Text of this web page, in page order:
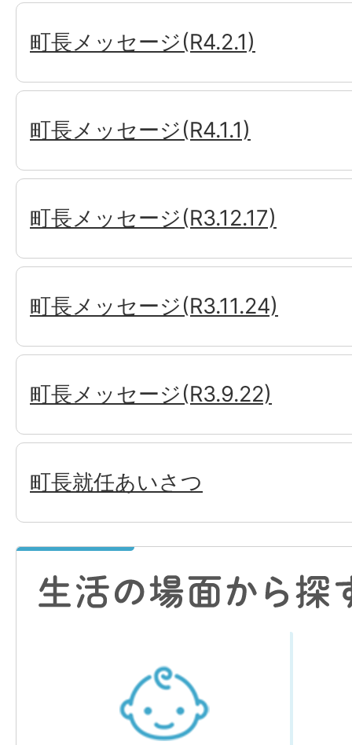
町長メッセージ(R4.2.1)
町長メッセージ(R4.1.1)
町長メッセージ(R3.12.17)
町長メッセージ(R3.11.24)
町長メッセージ(R3.9.22)
町長就任あいさつ